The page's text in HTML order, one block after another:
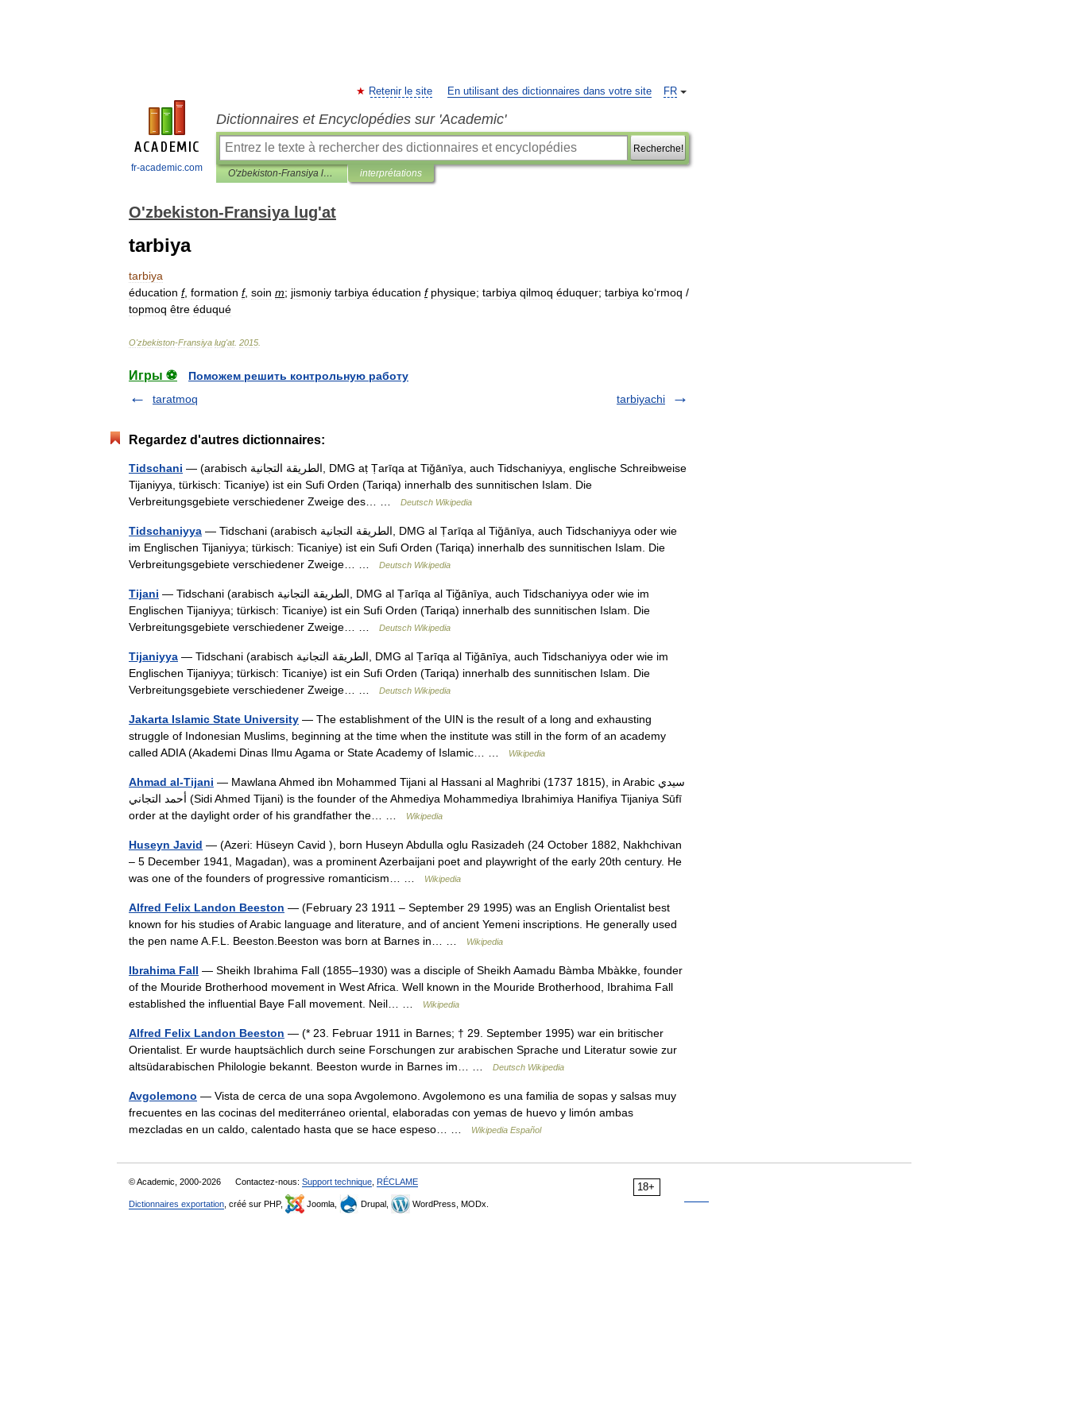
fr-academic.com
FR
Retenir le site En utilisant des dictionnaires dans votre site
Dictionnaires et Encyclopédies sur 'Academic'
Recherche!
O'zbekiston-Fransiya lug'at interprétations
O'zbekiston-Fransiya lug'at
tarbiya
tarbiya
éducation f, formation f, soin m; jismoniy tarbiya éducation f physique; tarbiya qilmoq éduquer; tarbiya ko‘rmoq /
topmoq être éduqué
O'zbekiston-Fransiya lug'at. 2015
Игры ⚽
Поможем решить контрольную работу
taratmoq
tarbiyachi
Regardez d'autres dictionnaires:
Tidschani — (arabisch ‏الطريقة التجانية‎, DMG aṭ Ṭarīqa at Tiǧānīya, auch Tidschaniyya, englische Schreibweise
Tijaniyya, türkisch: Ticaniye) ist ein Sufi Orden (Tariqa) innerhalb des sunnitischen Islam. Die
Verbreitungsgebiete verschiedener Zweige des… …
Deutsch Wikipedia
Tidschaniyya — Tidschani (arabisch ‏الطريقة التجانية‎, DMG al Ṭarīqa al Tiǧānīya, auch Tidschaniyya oder wie
im Englischen Tijaniyya; türkisch: Ticaniye) ist ein Sufi Orden (Tariqa) innerhalb des sunnitischen Islam. Die
Verbreitungsgebiete verschiedener Zweige… …
Deutsch Wikipedia
Tijani — Tidschani (arabisch ‏الطريقة التجانية‎, DMG al Ṭarīqa al Tiǧānīya, auch Tidschaniyya oder wie im
Englischen Tijaniyya; türkisch: Ticaniye) ist ein Sufi Orden (Tariqa) innerhalb des sunnitischen Islam. Die
Verbreitungsgebiete verschiedener Zweige… …
Deutsch Wikipedia
Tijaniyya — Tidschani (arabisch ‏الطريقة التجانية‎, DMG al Ṭarīqa al Tiǧānīya, auch Tidschaniyya oder wie im
Englischen Tijaniyya; türkisch: Ticaniye) ist ein Sufi Orden (Tariqa) innerhalb des sunnitischen Islam. Die
Verbreitungsgebiete verschiedener Zweige… …
Deutsch Wikipedia
Jakarta Islamic State University — The establishment of the UIN is the result of a long and exhausting
struggle of Indonesian Muslims, beginning at the time when the institute was still in the form of an academy
called ADIA (Akademi Dinas Ilmu Agama or State Academy of Islamic… …
Wikipedia
Ahmad al-Tijani — Mawlana Ahmed ibn Mohammed Tijani al Hassani al Maghribi (1737 1815), in Arabic سيدي
أحمد التجاني (Sidi Ahmed Tijani) is the founder of the Ahmediya Mohammediya Ibrahimiya Hanifiya Tijaniya Sūfī
order at the daylight order of his grandfather the… …
Wikipedia
Huseyn Javid — (Azeri: Hüseyn Cavid ), born Huseyn Abdulla oglu Rasizadeh (24 October 1882, Nakhchivan
– 5 December 1941, Magadan), was a prominent Azerbaijani poet and playwright of the early 20th century. He
was one of the founders of progressive romanticism… …
Wikipedia
Alfred Felix Landon Beeston — (February 23 1911 – September 29 1995) was an English Orientalist best
known for his studies of Arabic language and literature, and of ancient Yemeni inscriptions. He generally used
the pen name A.F.L. Beeston.Beeston was born at Barnes in… …
Wikipedia
Ibrahima Fall — Sheikh Ibrahima Fall (1855–1930) was a disciple of Sheikh Aamadu Bàmba Mbàkke, founder
of the Mouride Brotherhood movement in West Africa. Well known in the Mouride Brotherhood, Ibrahima Fall
established the influential Baye Fall movement. Neil… …
Wikipedia
Alfred Felix Landon Beeston — (* 23. Februar 1911 in Barnes; † 29. September 1995) war ein britischer
Orientalist. Er wurde hauptsächlich durch seine Forschungen zur arabischen Sprache und Literatur sowie zur
altsüdarabischen Philologie bekannt. Beeston wurde in Barnes im… …
Deutsch Wikipedia
Avgolemono — Vista de cerca de una sopa Avgolemono. Avgolemono es una familia de sopas y salsas muy
frecuentes en las cocinas del mediterráneo oriental, elaboradas con yemas de huevo y limón ambas
mezcladas en un caldo, calentado hasta que se hace espeso… …
Wikipedia Español
18+
© Academic, 2000-2026 Contactez-nous: Support technique RÉCLAME
Dictionnaires exportation , créé sur PHP, Joomla, Drupal, WordPress, MODx.